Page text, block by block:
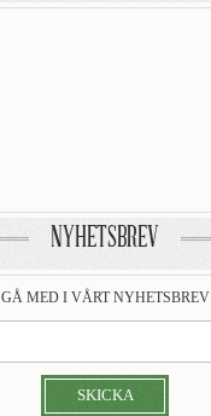
NYHETSBREV
GÅ MED I VÅRT NYHETSBREV
SKICKA